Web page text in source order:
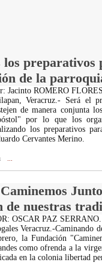
preparativos
de la
Jacinto ROMERO
Veracruz.- Será el
de manera conjunta
por lo que los
los preparativos
Cervantes Merino.
de nuestras
OSCAR PAZ SERRANO.
Veracruz.-Caminando
la Fundación
como ofrenda a la
en la colonia libertad